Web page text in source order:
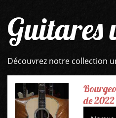
Guitares
Découvrez notre collection
de 2022